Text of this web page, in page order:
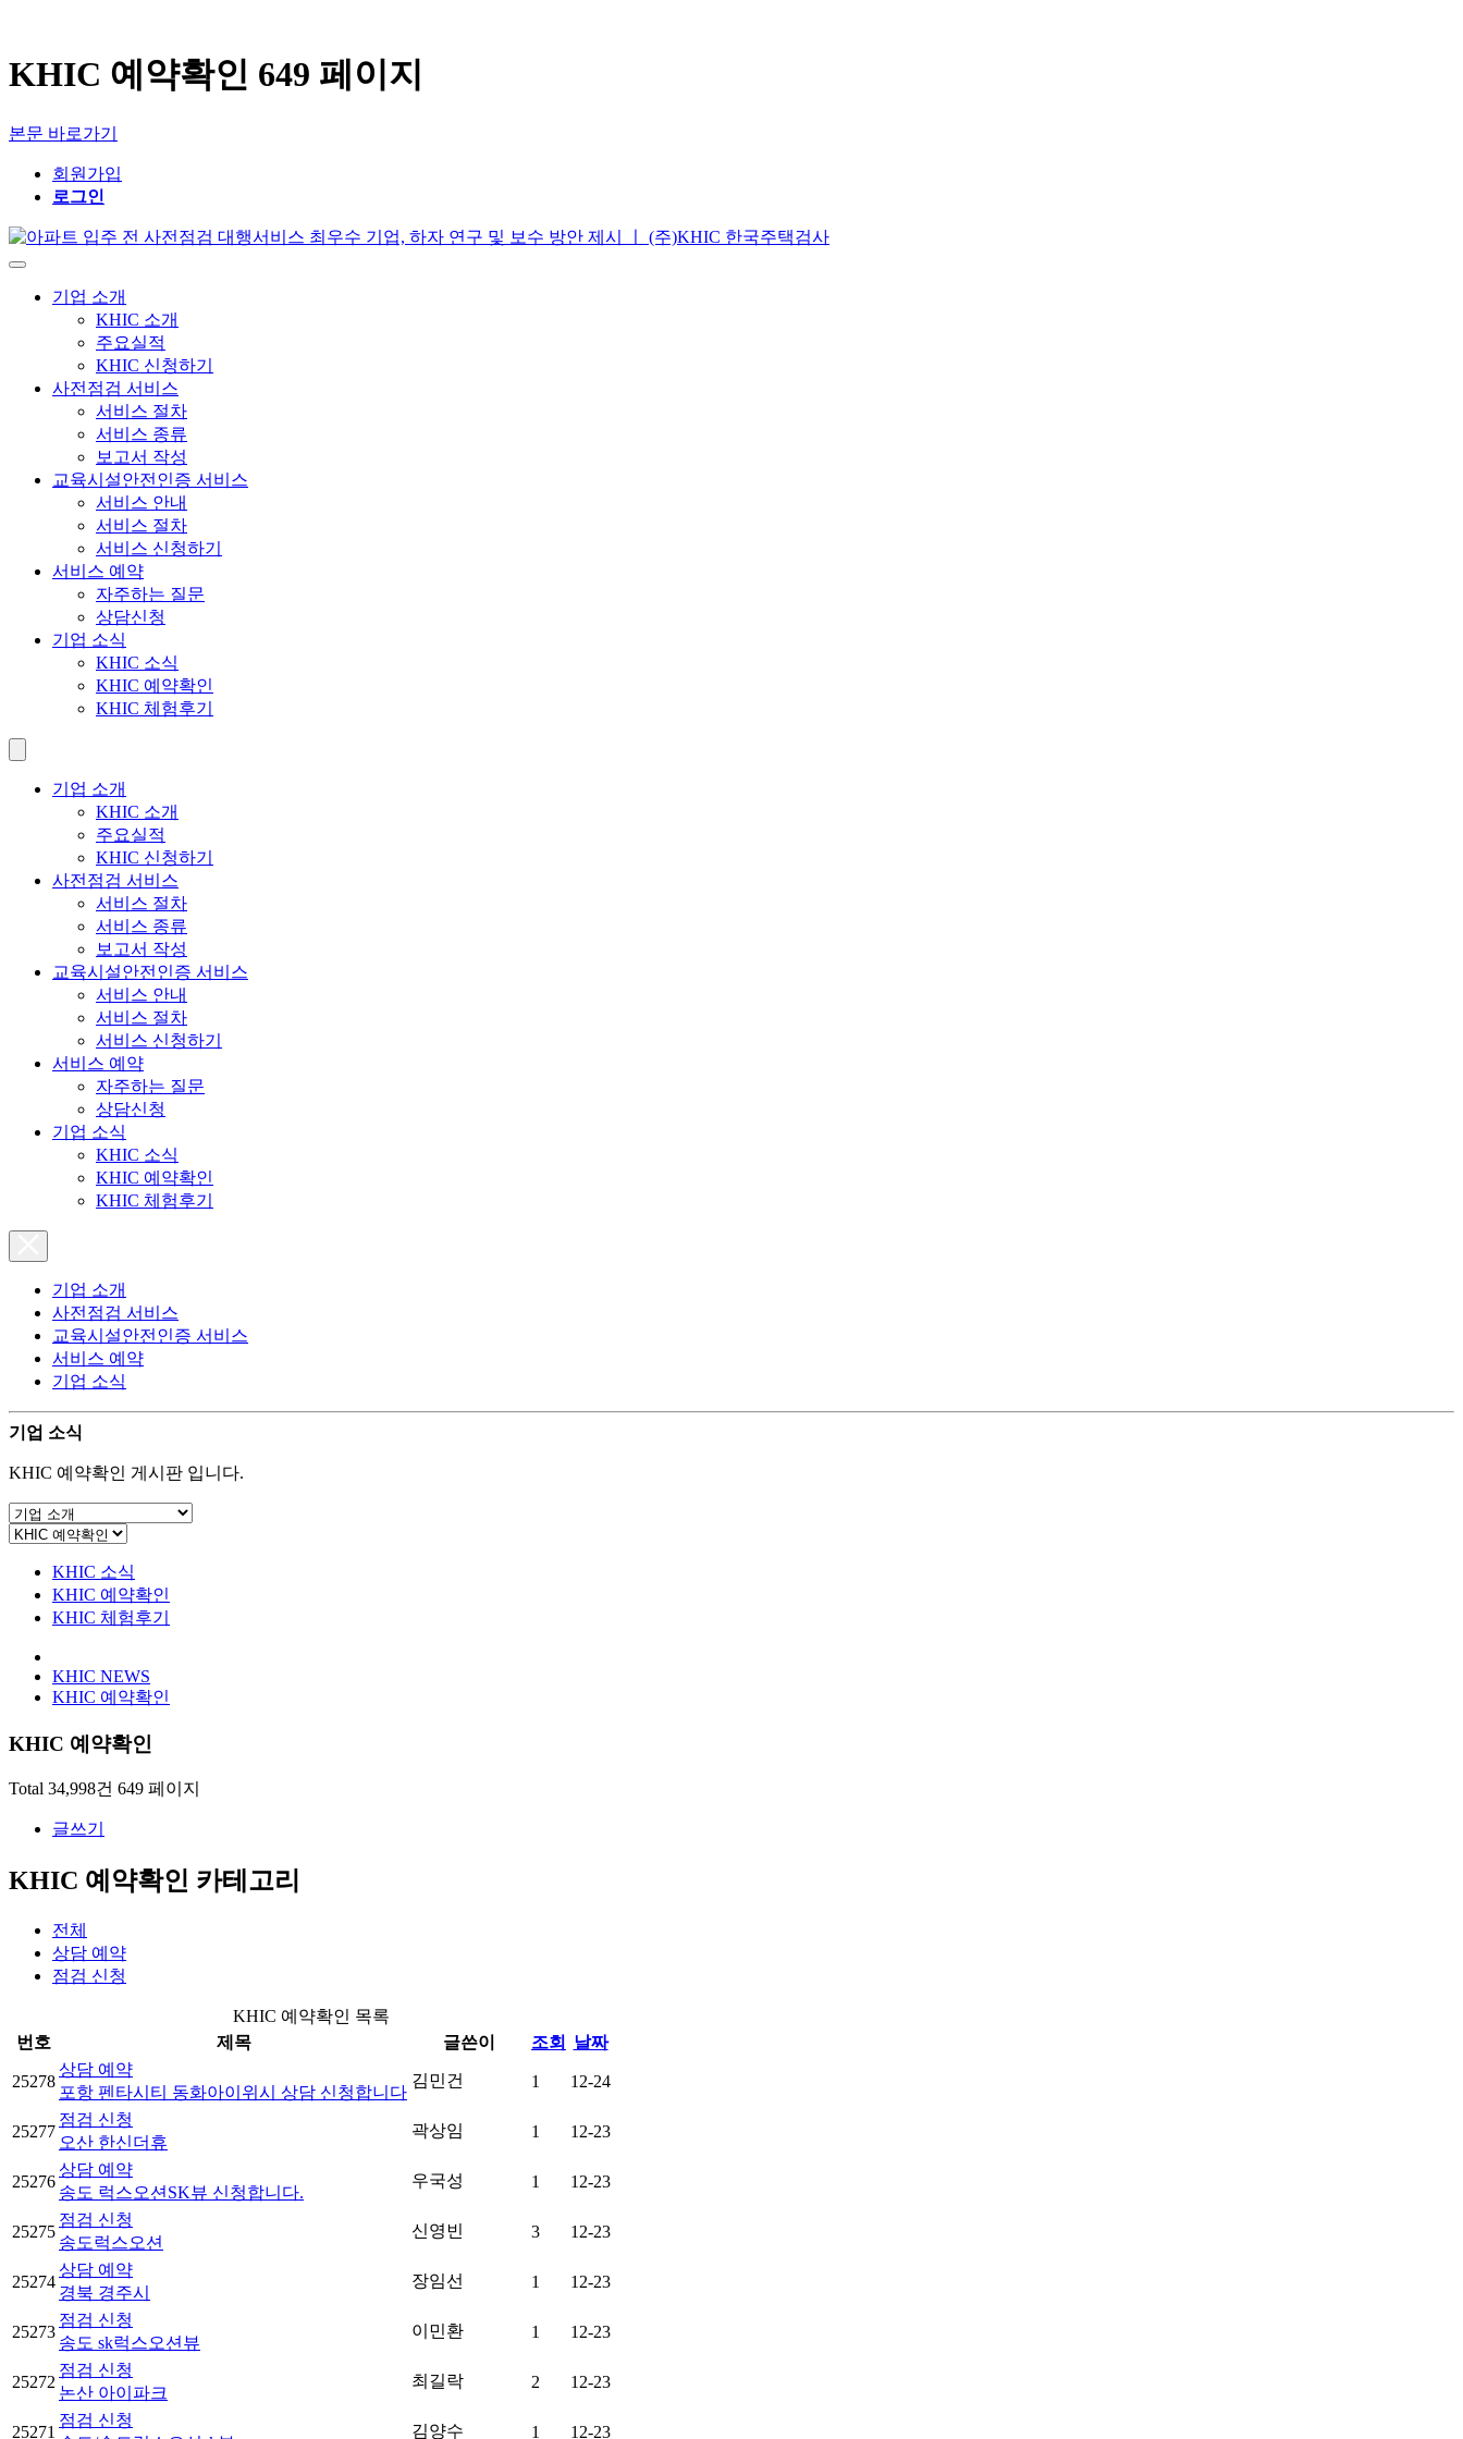
KHIC 예약확인 649 페이지
본문 바로가기
회원가입
로그인
기업 소개
KHIC 소개
주요실적
KHIC 신청하기
사전점검 서비스
서비스 절차
서비스 종류
보고서 작성
교육시설안전인증 서비스
서비스 안내
서비스 절차
서비스 신청하기
서비스 예약
자주하는 질문
상담신청
기업 소식
KHIC 소식
KHIC 예약확인
KHIC 체험후기
기업 소개
KHIC 소개
주요실적
KHIC 신청하기
사전점검 서비스
서비스 절차
서비스 종류
보고서 작성
교육시설안전인증 서비스
서비스 안내
서비스 절차
서비스 신청하기
서비스 예약
자주하는 질문
상담신청
기업 소식
KHIC 소식
KHIC 예약확인
KHIC 체험후기
기업 소개
사전점검 서비스
교육시설안전인증 서비스
서비스 예약
기업 소식
기업 소식
KHIC 예약확인 게시판 입니다.
KHIC 소식
KHIC 예약확인
KHIC 체험후기
KHIC NEWS
KHIC 예약확인
KHIC 예약확인
Total 34,998건 649 페이지
글쓰기
KHIC 예약확인 카테고리
전체
상담 예약
점검 신청
KHIC 예약확인 목록
번호
제목 글쓴이 조회 날짜
25278
상담 예약
포항 펜타시티 동화아이위시 상담 신청합니다
김민건 1 12-24
25277
점검 신청
오산 한신더휴
곽상임 1 12-23
25276
상담 예약
송도 럭스오션SK뷰 신청합니다.
우국성 1 12-23
25275
점검 신청
송도럭스오션
신영빈 3 12-23
25274
상담 예약
경북 경주시
장임선 1 12-23
25273
점검 신청
송도 sk럭스오션뷰
이민환 1 12-23
25272
점검 신청
논산 아이파크
최길락 2 12-23
25271
점검 신청
김양수 1 12-23